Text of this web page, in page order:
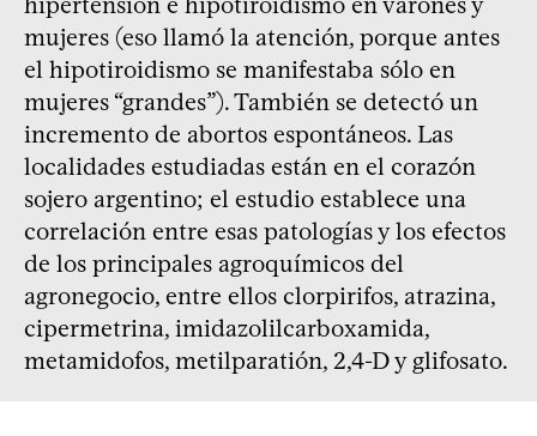
mujeres (eso llamó la atención, porque antes
el hipotiroidismo se manifestaba sólo en
mujeres “grandes”). También se detectó un
incremento de abortos espontáneos. Las
localidades estudiadas están en el corazón
sojero argentino; el estudio establece una
correlación entre esas patologías y los efectos
de los principales agroquímicos del
agronegocio, entre ellos clorpirifos, atrazina,
cipermetrina, imidazolilcarboxamida,
metamidofos, metilparatión, 2,4-D y glifosato.